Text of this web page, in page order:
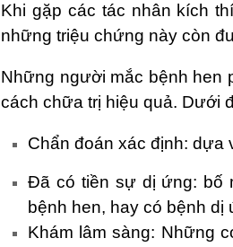
Khi gặp các tác nhân kích
những triệu chứng này còn
Những người mắc bệnh hen
cách chữa trị hiệu quả. Dưới
Chẩn đoán xác định: dựa
Đã có tiền sự dị ứng: bố
bệnh hen, hay có bệnh dị
Khám lâm sàng: Những